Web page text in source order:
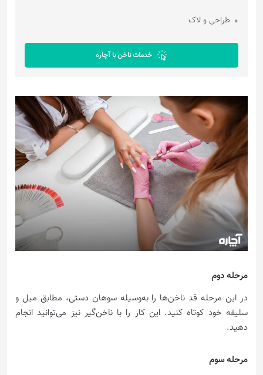
طراحی و لاک
خدمات ناخن با آچاره
مرحله دوم
در این مرحله قد ناخن‌ها را به‌وسیله سوهان دستی، مطابق میل و
سلیقه خود کوتاه کنید. این کار را با ناخن‌گیر نیز می‌توانید انجام
دهید.
مرحله سوم